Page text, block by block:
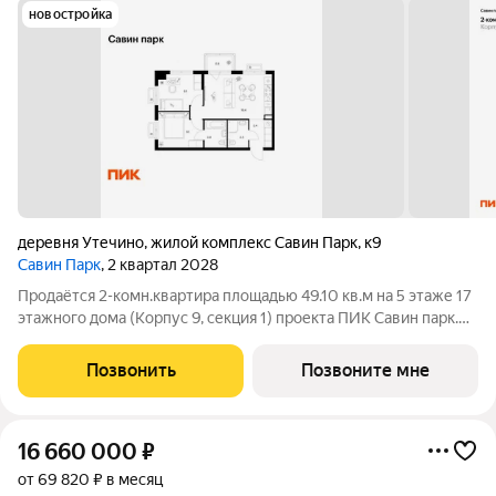
новостройка
деревня Утечино,жилой комплекс Савин Парк, к9
Савин Парк, 2 квартал 2028
Продаётся 2-комн.квартира площадью 49.10 кв.м на 5 этаже 17
этажного дома (Корпус 9, секция 1) проекта ПИК Савин парк.
функциональная планировка, большие окна, с отделкой. Жилой
квартал «Савин парк»
Позвонить Позвоните мне
16 660 000 ₽
от 69 820 ₽ в месяц